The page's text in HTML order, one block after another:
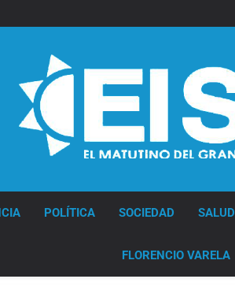
POLÍTICA SOCIEDAD SALUD
FLORENCIO VARELA